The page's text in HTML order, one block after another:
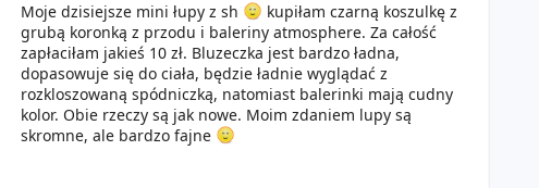
Moje dzisiejsze mini łupy z sh
kupiłam czarną koszulkę z
grubą koronką z przodu i baleriny atmosphere. Za całość
zapłaciłam jakieś 10 zł. Bluzeczka jest bardzo ładna,
dopasowuje się do ciała, będzie ładnie wyglądać z
rozkloszowaną spódniczką, natomiast balerinki mają cudny
kolor. Obie rzeczy są jak nowe. Moim zdaniem lupy są
skromne, ale bardzo fajne